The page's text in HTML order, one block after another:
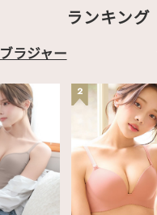
ランキング
ブラジャー
2